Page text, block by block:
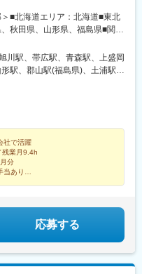
六名駅、豊田市駅、伏見駅(愛
県)、小田井駅、上飯田駅、扶
美濃青柳駅、岐阜駅、明智駅
駅、玉垣駅、西桑名駅、堅田
市駅、ひこね芹川駅、尼崎駅
前駅、甲南山手駅、明石駅、春
保駅(兵庫県)、姫路駅、北伊丹
京田辺駅、高の原駅、高槻
池田駅(大阪府)、岸辺駅、万博
泉ケ丘駅、深井駅、和泉中央
箕面萱野駅、緑地公園駅、大阪
園前駅(奈良県)、金橋駅、近鉄
品口駅、下深川駅、福山駅、
県)、楽々園駅、下松駅(山口
、西川原駅、上道駅(岡山県)、
駅、綾川駅、香西駅、潟元
駅、白木原駅、新宮中央駅、博
)、都府楼南駅、西新駅、赤間
新栄町駅(福岡県)、遠賀野駅、
■北海道エリア：北海道■東北
秋田県、山形県、福島県■関東
埼玉県、千葉県■東京エリア：
山梨県■信越エリア：新潟県、
、福井県■東海エリア：岐阜
エリア：岡山県、広島県、山
徳島県、香川県、愛媛県、高
県を希望できます！U・Iターン
転勤の可能性あり※配属先の
えて決定します■受動喫煙対
川駅、帯広駅、青森駅、上盛岡
駅、郡山駅(福島県)、土浦駅、
り駅、八丁畷駅、藤沢駅、海
谷町駅、西新宿駅、入谷駅(東
山県)、北鉄金沢駅、福井駅、
、第一通り駅、伏見駅(愛知
、大津駅、京都駅、天満橋
駅、新大宮駅、和歌山市駅、
駅(広島電鉄線)、福山駅、新山
、佐賀駅、浦上駅前駅、佐世保
児島中央駅、大通駅、松風町
京成千葉駅、関内駅、川崎
社で活躍
残業月9.4h
分
当あり
安心を支えていきませんか？
応募する